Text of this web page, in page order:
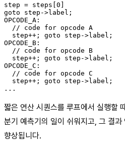
step = steps[0]
goto step->label;
OPCODE_A:
  // code for opcode A
  step++; goto step->label;
OPCODE_B:
  // code for opcode B
  step++; goto step->label;
OPCODE_C:
  // code for opcode C
  step++; goto step->label;
짧은 연산 시퀀스를 루프에서 실행할
분기 예측기의 일이 쉬워지고, 그 결
향상됩니다.